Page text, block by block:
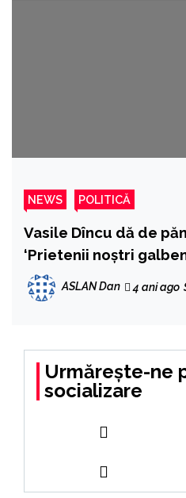
NEWS POLITICĂ
Vasile Dîncu dă de
‘Prietenii noștri
lui Marius Budăi,
creștem pensiile ca
ASLAN Dan 4 ani ago
Urmărește-ne
socializare